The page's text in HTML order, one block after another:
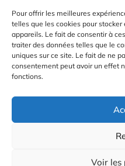
Pour offrir les meilleures
telles que les cookies pour
appareils. Le fait de consentir à
traiter des données telles que le
uniques sur ce site. Le fait de ne
consentement peut avoir un effet
fonctions.
Voir les
Mentions
Gestion
© 2026